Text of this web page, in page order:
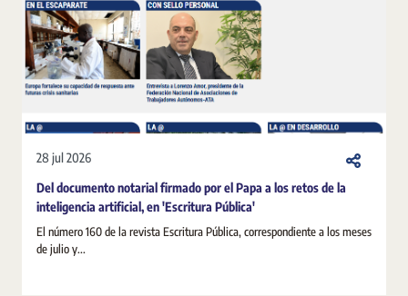
28 jul 2026
Del documento notarial firmado por el Papa a los retos de la
inteligencia artificial, en 'Escritura Pública'
El número 160 de la revista Escritura Pública, correspondiente a los meses
de julio y...